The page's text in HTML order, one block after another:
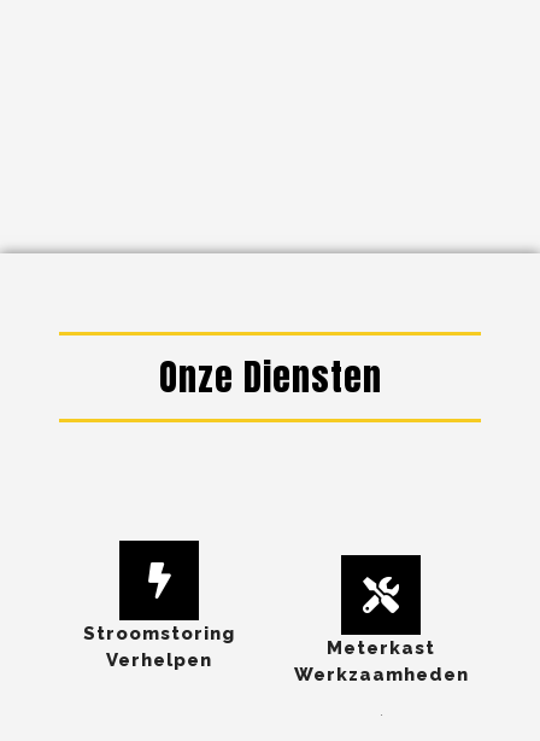
Onze Diensten
Stroomstoring
Verhelpen
Meterkast
Werkzaamheden